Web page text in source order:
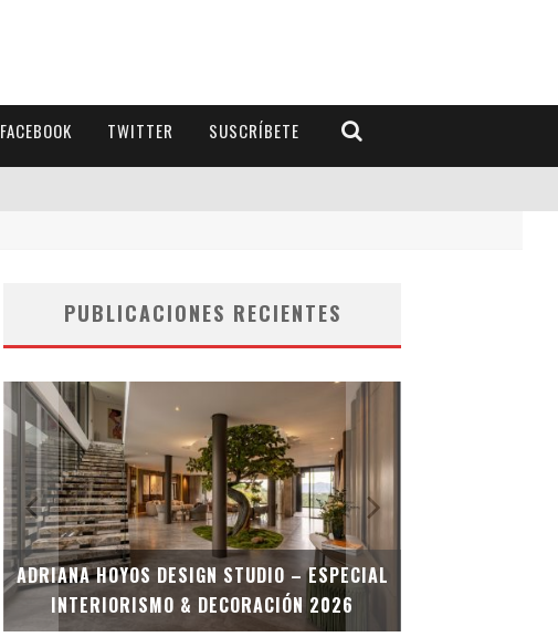
FACEBOOK TWITTER SUSCRÍBETE
PUBLICACIONES RECIENTES
ADRIANA HOYOS DESIGN STUDIO – ESPECIAL
INTERIORISMO & DECORACIÓN 2026